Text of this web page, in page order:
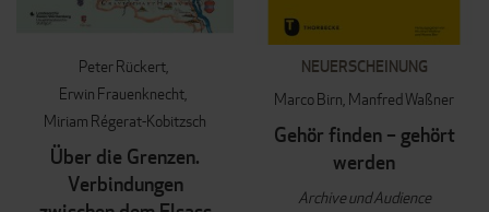
Peter Rückert
Erwin Frauenknecht
Miriam Régerat-Kobitzsch
Über die Grenzen.
Verbindungen
NEUERSCHEINUNG
Marco Birn Manfred Waßner
Gehör finden – gehört
werden
Archive und Audience